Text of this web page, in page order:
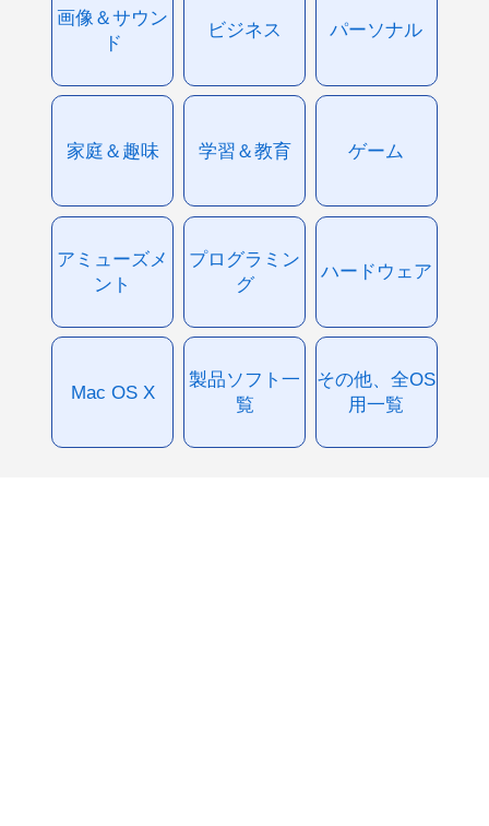
画像＆サウン
ド
ビジネス パーソナル
家庭＆趣味 学習＆教育 ゲーム
アミューズメ
ント
プログラミン
グ
ハードウェア
Mac OS X
製品ソフト一
覧
その他、全OS
用一覧